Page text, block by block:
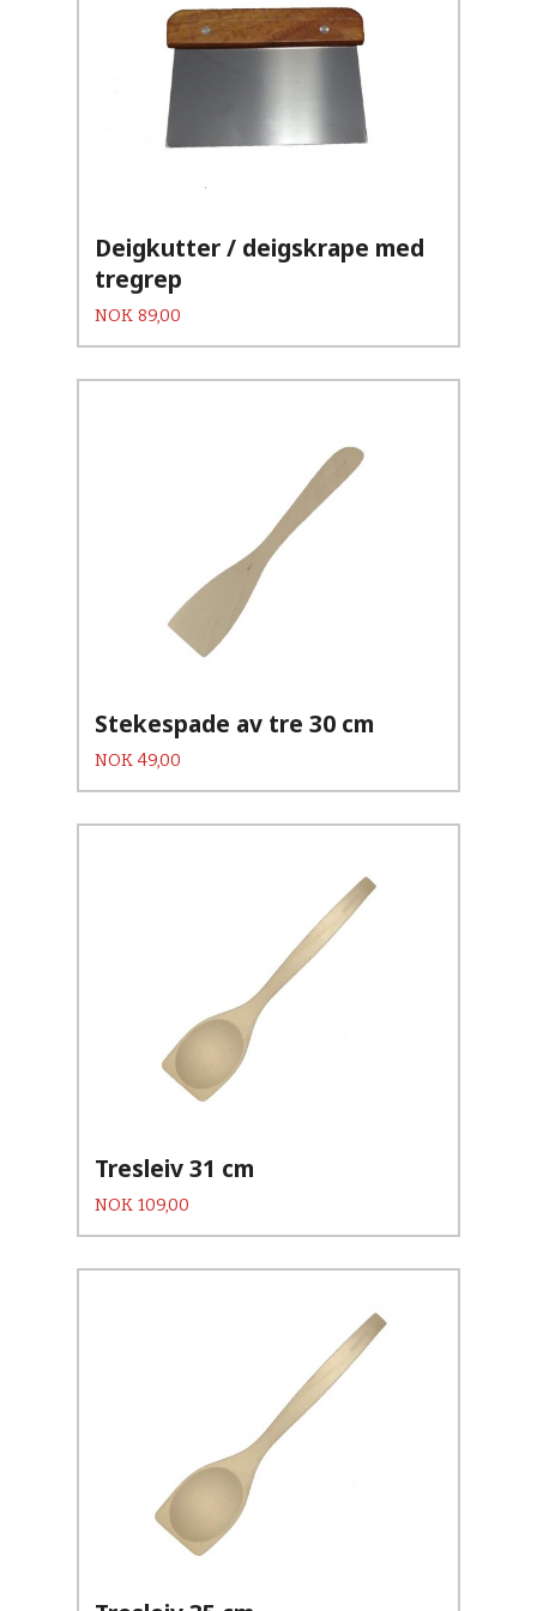
Deigkutter / deigskrape med
tregrep
Pris
NOK 89,00
Stekespade av tre 30 cm
Pris
NOK 49,00
Tresleiv 31 cm
Pris
NOK 109,00